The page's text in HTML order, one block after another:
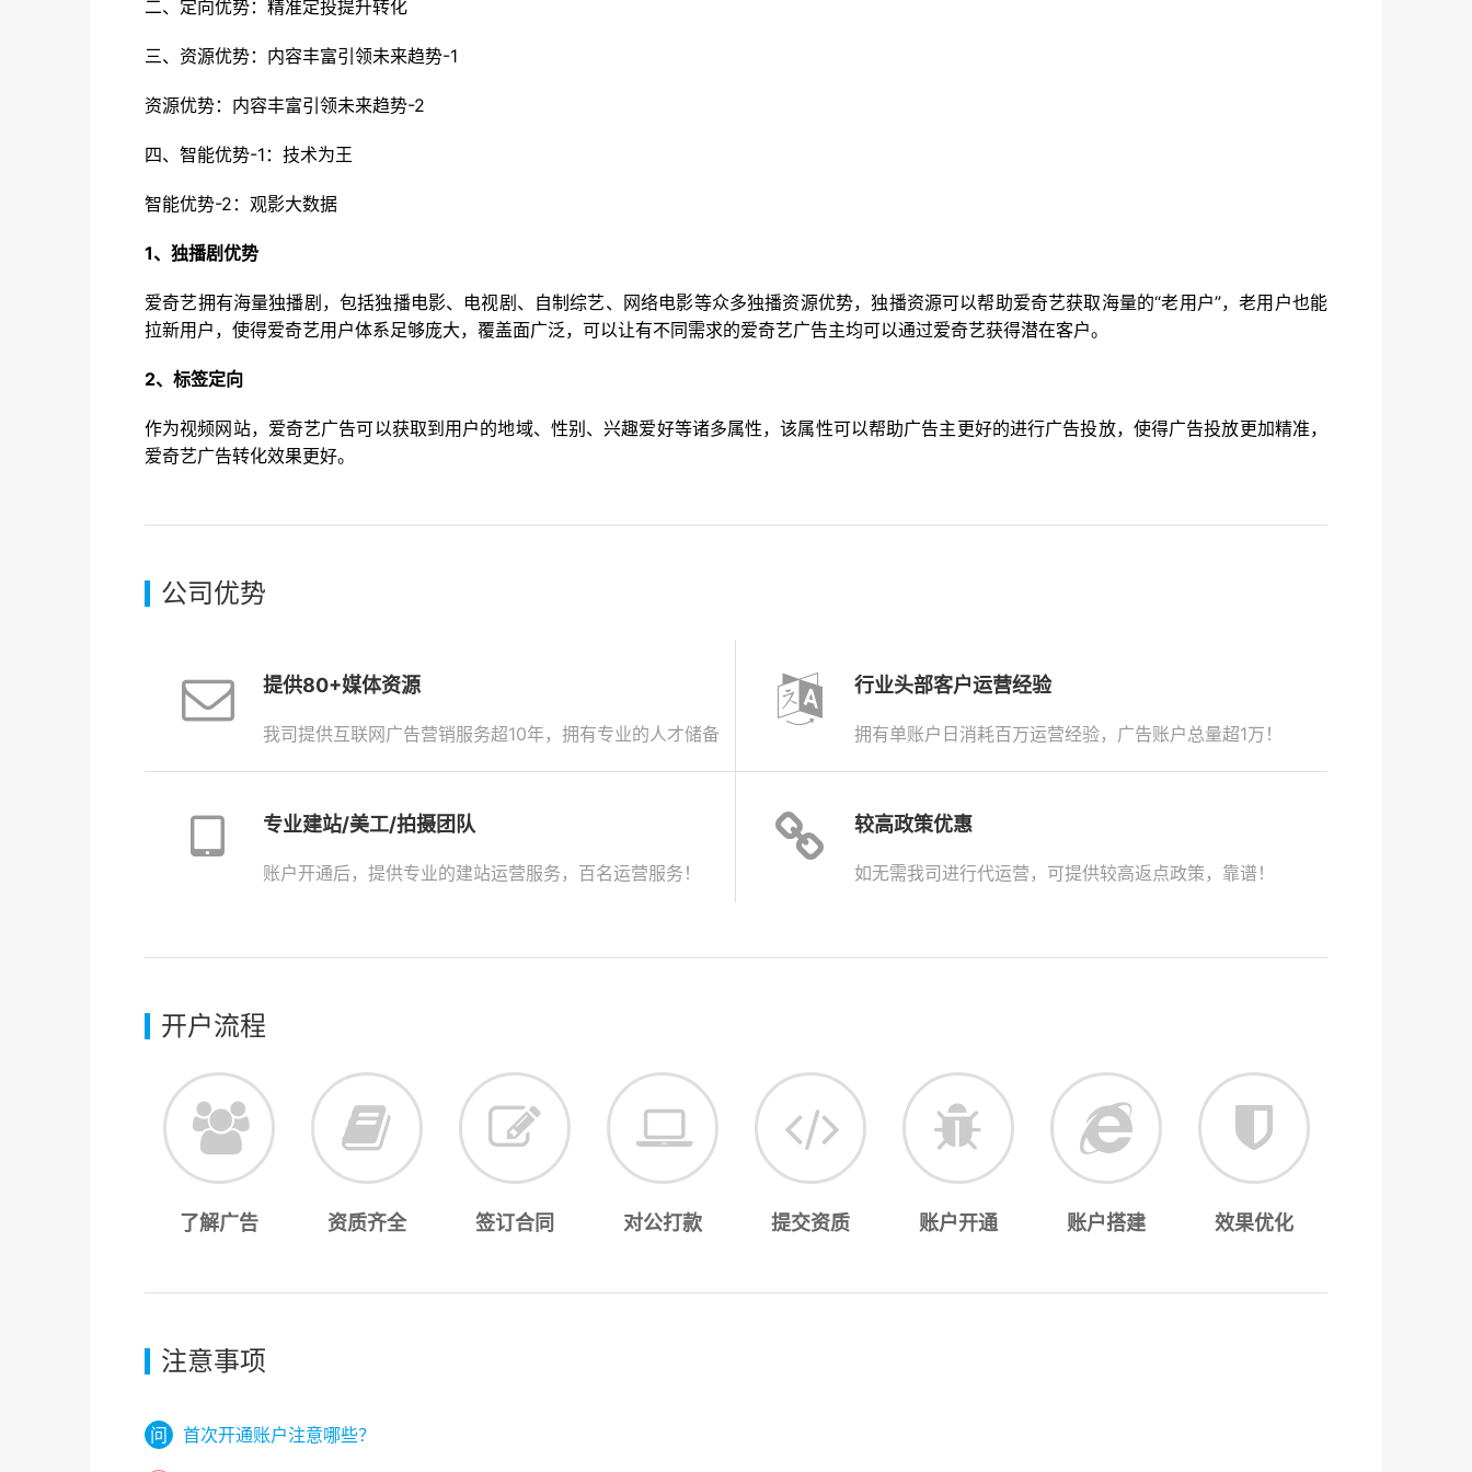
二、定向优势：精准定投提升转化
三、资源优势：内容丰富引领未来趋势-1
资源优势：内容丰富引领未来趋势-2
四、智能优势-1：技术为王
智能优势-2：观影大数据
1、独播剧优势
爱奇艺拥有海量独播剧，包括独播电影、电视剧、自制综艺、网络电影等众多独播资源优势，独播资源可以帮助爱奇艺获取海量的“老用户”，老用户也能
拉新用户，使得爱奇艺用户体系足够庞大，覆盖面广泛，可以让有不同需求的爱奇艺广告主均可以通过爱奇艺获得潜在客户。
2、标签定向
作为视频网站，爱奇艺广告可以获取到用户的地域、性别、兴趣爱好等诸多属性，该属性可以帮助广告主更好的进行广告投放，使得广告投放更加精准，
爱奇艺广告转化效果更好。
公司优势
提供80+媒体资源
我司提供互联网广告营销服务超10年，拥有专业的人才储备
行业头部客户运营经验
拥有单账户日消耗百万运营经验，广告账户总量超1万！
专业建站/美工/拍摄团队
账户开通后，提供专业的建站运营服务，百名运营服务！
较高政策优惠
如无需我司进行代运营，可提供较高返点政策，靠谱！
开户流程
了解广告 资质齐全 签订合同 对公打款 提交资质 账户开通 账户搭建 效果优化
注意事项
首次开通账户注意哪些？